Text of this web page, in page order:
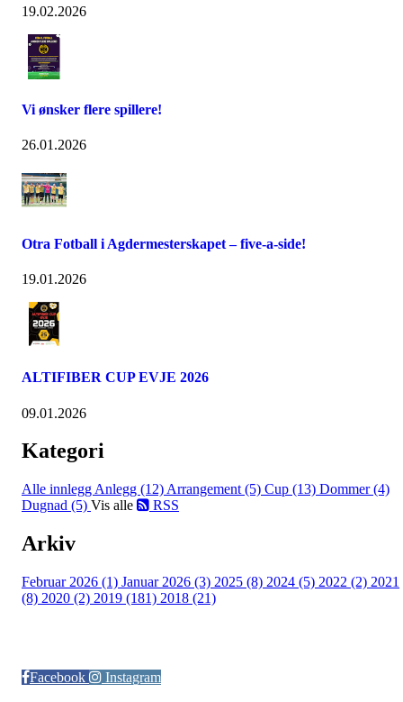
19.02.2026
Vi ønsker flere spillere!
26.01.2026
Otra Fotball i Agdermesterskapet – five-a-side!
19.01.2026
ALTIFIBER CUP EVJE 2026
09.01.2026
Kategori
Alle innlegg Anlegg (12) Arrangement (5) Cup (13) Dommer (4)
Dugnad (5) Vis alle RSS
Arkiv
Februar 2026 (1) Januar 2026 (3) 2025 (8) 2024 (5) 2022 (2) 2021
(8) 2020 (2) 2019 (181) 2018 (21)
Facebook
Instagram